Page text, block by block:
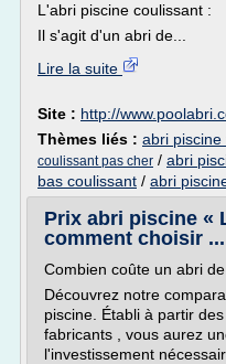
L'abri piscine coulissant :
Il s'agit d'un abri de...
Lire la suite
Site : http://
Thèmes liés : abri
coulissant pas cher / abri
bas coulissant / abri
Prix abri piscine «
comment choisir ...
Combien coûte un abri
Découvrez notre
piscine. Établi à partir
fabricants , vous aurez
l'investissement